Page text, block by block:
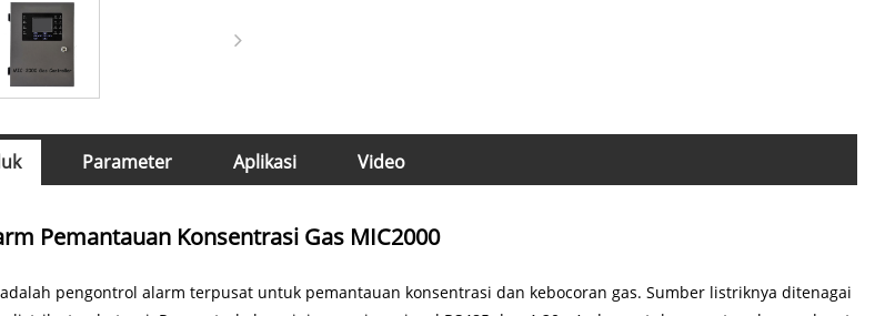
Parameter Aplikasi Video
Pemantauan Konsentrasi Gas MIC2000
pengontrol alarm terpusat untuk pemantauan konsentrasi dan kebocoran gas. Sumber listriknya ditenagai